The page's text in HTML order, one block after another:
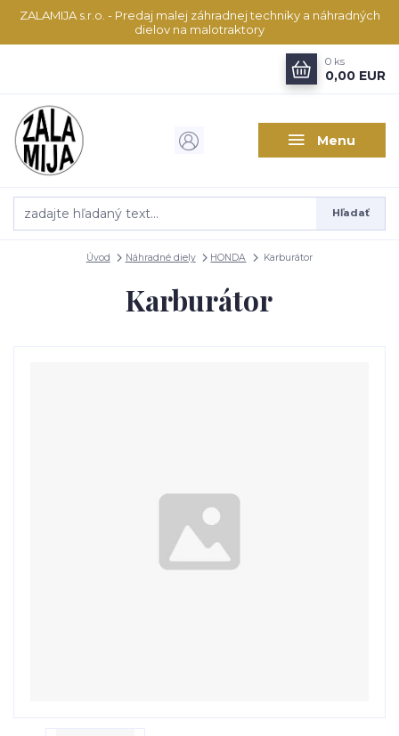
ZALAMIJA s.r.o. - Predaj malej záhradnej techniky a náhradných
dielov na malotraktory
Menu
Hľadať
0 ks
0,00 EUR
Úvod Náhradné diely HONDA Karburátor
Karburátor